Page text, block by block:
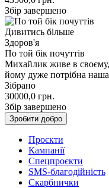
Збір завершено
Дивитись більше
Здоров'я
По той бік почуттів
Михайлик живе в своєму,
йому дуже потрібна
Зібрано
30000,0 грн.
Збір завершено
Зробити добро
Проєкти
Кампанії
Спецпроєкти
SMS-благодійність
Скарбнички